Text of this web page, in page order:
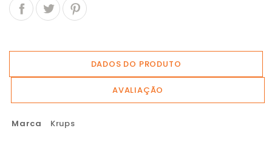
DADOS DO PRODUTO
AVALIAÇÃO
Marca Krups